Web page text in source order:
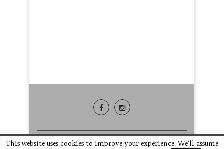
This website uses cookies to improve your experience. We'll assume